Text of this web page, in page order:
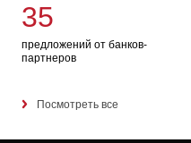
35
предложений от банков-
партнеров
Посмотреть все